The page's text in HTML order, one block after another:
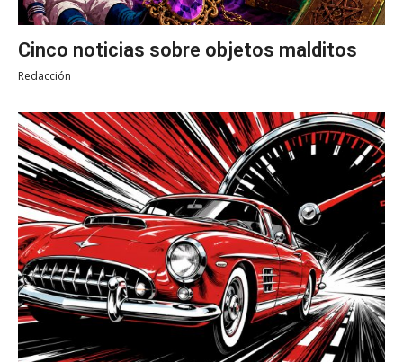
Cinco noticias sobre objetos malditos
Redacción